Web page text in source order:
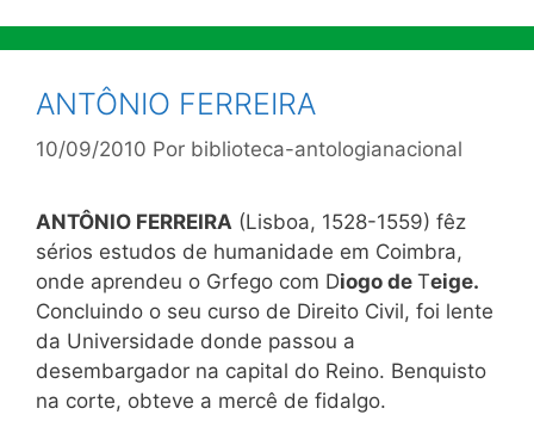
ANTÔNIO FERREIRA
10/09/2010 Por biblioteca-antologianacional
ANTÔNIO FERREIRA (Lisboa, 1528-1559) fêz
sérios estudos de humanidade em Coimbra,
onde aprendeu o Grfego com Diogo de Teige.
Concluindo o seu curso de Direito Civil, foi lente
da Universidade donde passou a
desembargador na capital do Reino. Benquisto
na corte, obteve a mercê de fidalgo.